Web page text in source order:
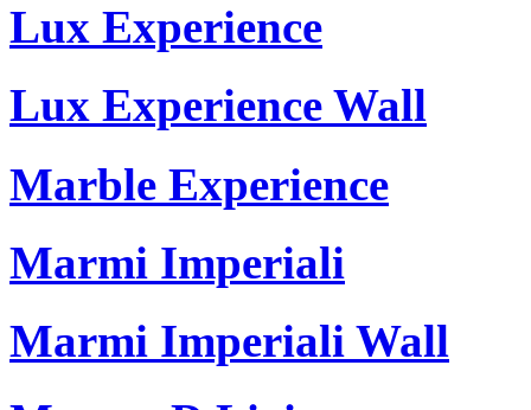
Lux Experience
Lux Experience Wall
Marble Experience
Marmi Imperiali
Marmi Imperiali Wall